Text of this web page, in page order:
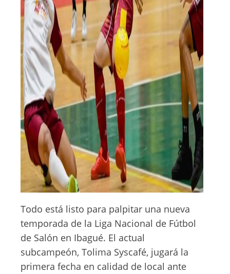
Todo está listo para palpitar una nueva
temporada de la Liga Nacional de Fútbol
de Salón en Ibagué. El actual
subcampeón, Tolima Syscafé, jugará la
primera fecha en calidad de local ante